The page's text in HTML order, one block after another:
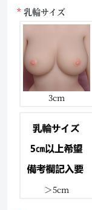
乳輪サイズ
3cm
＞5cm